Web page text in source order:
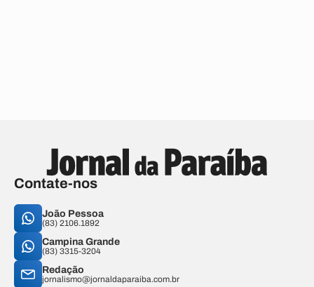
Contate-nos
João Pessoa
(83) 2106.1892
Campina Grande
(83) 3315-3204
Redação
jornalismo@jornaldaparaiba.com.br